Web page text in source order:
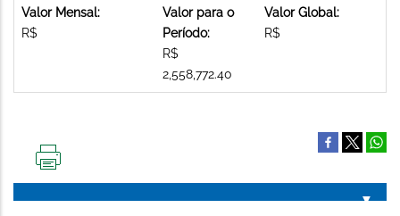
Valor Mensal:
R$
Valor para o
Período:
R$
2,558,772.40
Valor Global:
R$
PÁGINA